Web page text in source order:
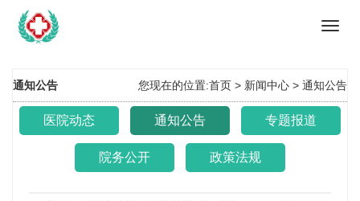
通知公告 您现在的位置:首页 > 新闻中心 > 通知公告
医院动态 通知公告 专题报道
院务公开 政策法规